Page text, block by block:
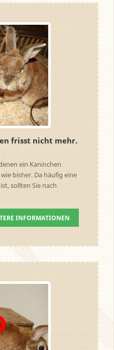
frisst nicht mehr.
ein Kaninchen
bisher. Da häufig eine
sollten Sie nach
INFORMATIONEN